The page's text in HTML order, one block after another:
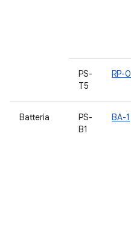
PS-
T5
RP-0
Batteria
PS-
B1
BA-1